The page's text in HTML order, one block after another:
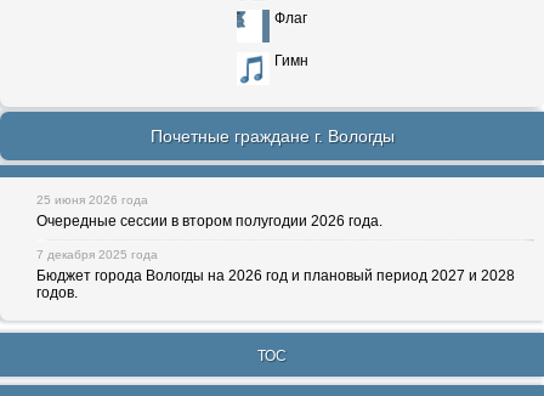
Флаг
Гимн
Почетные граждане г. Вологды
25 июня 2026 года
Очередные сессии в втором полугодии 2026 года.
7 декабря 2025 года
Бюджет города Вологды на 2026 год и плановый период 2027 и 2028
годов.
ТОС